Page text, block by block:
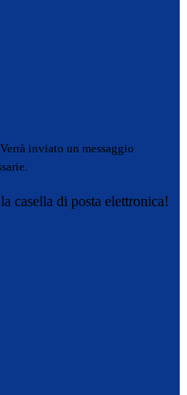
Verrà inviato un messaggio
casella di posta elettronica!